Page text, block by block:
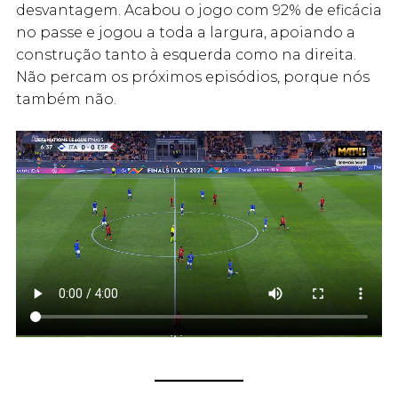
desvantagem. Acabou o jogo com 92% de eficácia
no passe e jogou a toda a largura, apoiando a
construção tanto à esquerda como na direita.
Não percam os próximos episódios, porque nós
também não.